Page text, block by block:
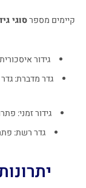
קיימים מספרסוגי
גידור
גדר מדברת:
גידור זמני:
גדר רשת: